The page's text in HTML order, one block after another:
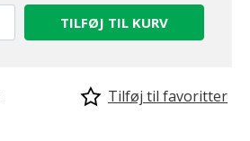
TILFØJ TIL KURV
Tilføj til favoritter